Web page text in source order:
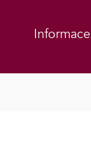
Informace